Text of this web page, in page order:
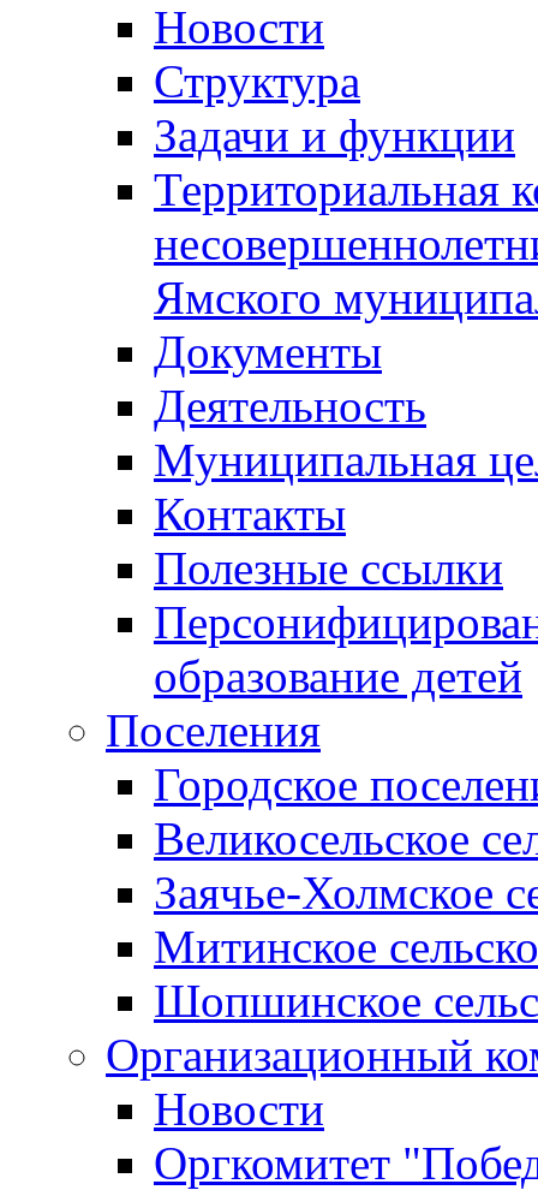
Новости
Структура
Задачи и функции
Территориальная
Ямского
Документы
Деятельность
Муниципальная
Контакты
Полезные ссылки
образование детей
Поселения
Городское
Великосельское
Заячье-Холмское
Митинское
Шопшинское
Организационный
Новости
Оргкомитет